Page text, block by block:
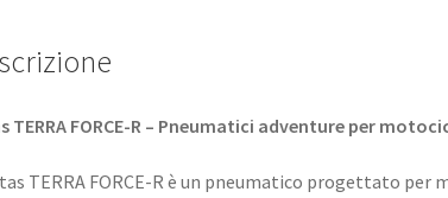
TERRA FORCE-R – Pneumatici adventure per
TERRA FORCE-R è un pneumatico progettato per